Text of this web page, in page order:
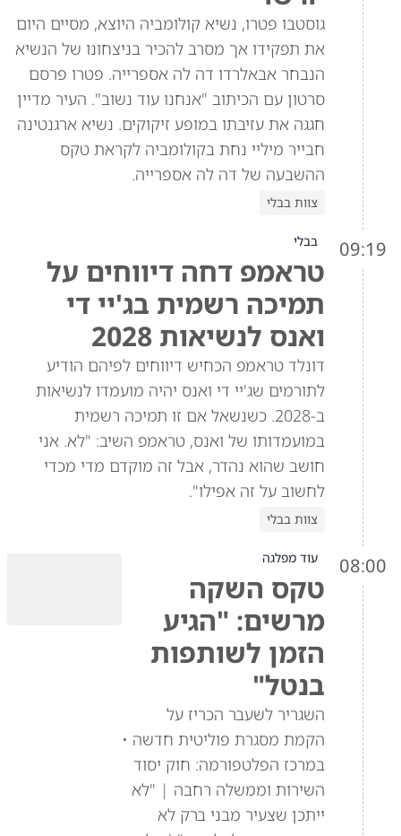
גוסטבו פטרו, נשיא קולומביה היוצא, מסיים היום
את תפקידו אך מסרב להכיר בניצחונו של הנשיא
הנבחר אבאלרדו דה לה אספרייה. פטרו פרסם
סרטון עם הכיתוב "אנחנו עוד נשוב". העיר מדיין
חגגה את עזיבתו במופע זיקוקים. נשיא ארגנטינה
חבייר מיליי נחת בקולומביה לקראת טקס
ההשבעה של דה לה אספרייה.
צוות בבלי
09:19 בבלי
טראמפ דחה דיווחים על
תמיכה רשמית בג'יי די
ואנס לנשיאות 2028
דונלד טראמפ הכחיש דיווחים לפיהם הודיע
לתורמים שג'יי די ואנס יהיה מועמדו לנשיאות
ב-2028. כשנשאל אם זו תמיכה רשמית
במועמדותו של ואנס, טראמפ השיב: "לא. אני
חושב שהוא נהדר, אבל זה מוקדם מדי מכדי
לחשוב על זה אפילו".
צוות בבלי
08:00 עוד מפלגה
טקס השקה
מרשים: "הגיע
הזמן לשותפות
בנטל"
השגריר לשעבר הכריז על
הקמת מסגרת פוליטית חדשה •
במרכז הפלטפורמה: חוק יסוד
השירות וממשלה רחבה | "לא
ייתכן שצעיר מבני ברק לא